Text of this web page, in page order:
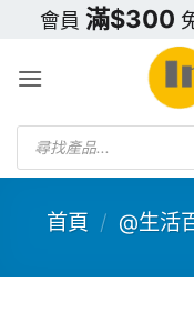
content
會員 滿$300
Products
search
首頁 / @生活